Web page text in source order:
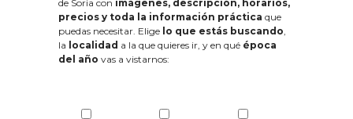
de Soria con imágenes, descripción, horarios,
precios y toda la información práctica que
puedas necesitar. Elige lo que estás buscando,
la localidad a la que quieres ir, y en qué época
del año vas a vistarnos: